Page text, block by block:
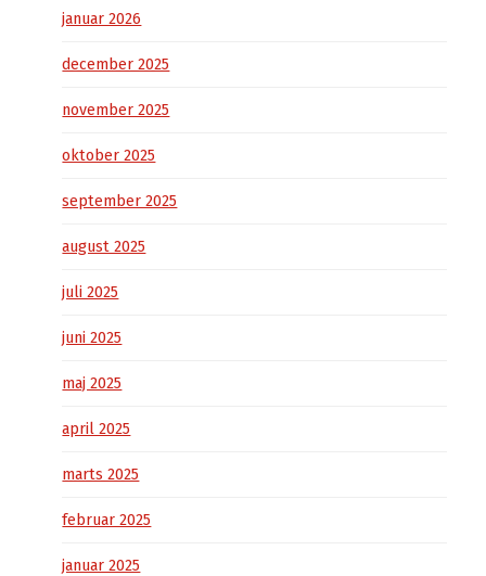
januar 2026
december 2025
november 2025
oktober 2025
september 2025
august 2025
juli 2025
juni 2025
maj 2025
april 2025
marts 2025
februar 2025
januar 2025